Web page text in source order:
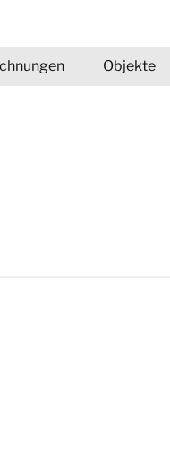
Objekte